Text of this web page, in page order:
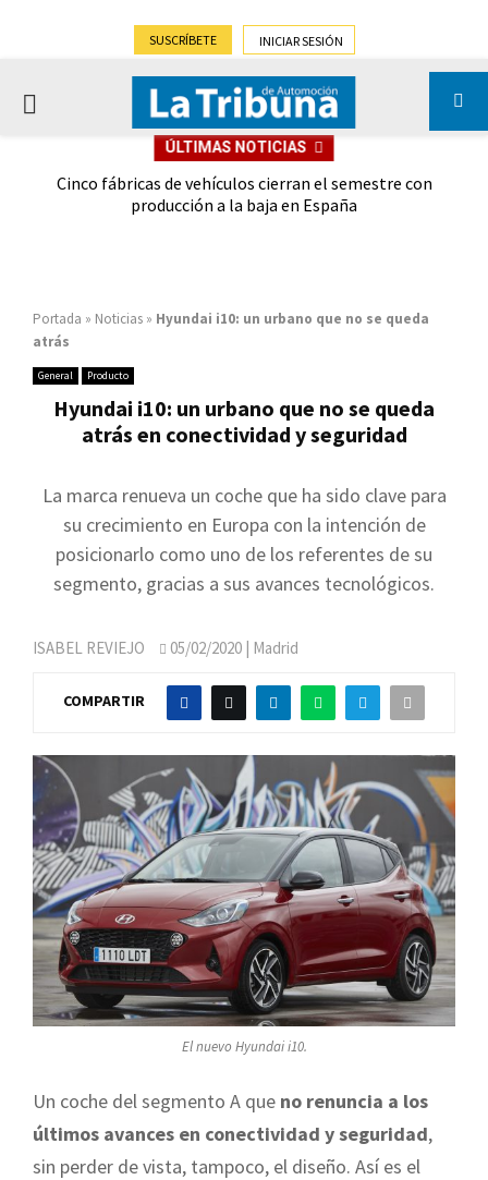
SUSCRÍBETE INICIAR SESIÓN
PRIMARY
ÚLTIMAS NOTICIAS
Cinco fábricas de vehículos cierran el semestre con
producción a la baja en España
Portada » Noticias » Hyundai i10: un urbano que no se queda
atrás
General Producto
Hyundai i10: un urbano que no se queda
atrás en conectividad y seguridad
La marca renueva un coche que ha sido clave para
su crecimiento en Europa con la intención de
posicionarlo como uno de los referentes de su
segmento, gracias a sus avances tecnológicos.
ISABEL REVIEJO 05/02/2020 | Madrid
COMPARTIR
El nuevo Hyundai i10.
Un coche del segmento A que no renuncia a los
últimos avances en conectividad y seguridad,
sin perder de vista, tampoco, el diseño. Así es el